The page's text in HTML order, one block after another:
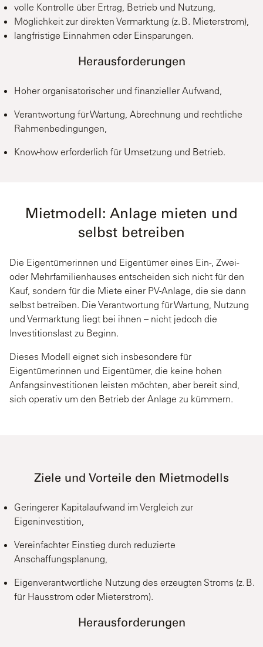
volle Kontrolle über Ertrag, Betrieb und Nutzung,
Möglichkeit zur direkten Vermarktung (z. B. Mieterstrom),
langfristige Einnahmen oder Einsparungen.
Herausforderungen
Hoher organisatorischer und finanzieller Aufwand,
Verantwortung für Wartung, Abrechnung und rechtliche
Rahmenbedingungen,
Know-how erforderlich für Umsetzung und Betrieb.
Mietmodell: Anlage mieten und
selbst betreiben
Die Eigentümerinnen und Eigentümer eines Ein-, Zwei-
oder Mehrfamilienhauses entscheiden sich nicht für den
Kauf, sondern für die Miete einer PV-Anlage, die sie dann
selbst betreiben. Die Verantwortung für Wartung, Nutzung
und Vermarktung liegt bei ihnen – nicht jedoch die
Investitionslast zu Beginn.
Dieses Modell eignet sich insbesondere für
Eigentümerinnen und Eigentümer, die keine hohen
Anfangsinvestitionen leisten möchten, aber bereit sind,
sich operativ um den Betrieb der Anlage zu kümmern.
Ziele und Vorteile den Mietmodells
Geringerer Kapitalaufwand im Vergleich zur
Eigeninvestition,
Vereinfachter Einstieg durch reduzierte
Anschaffungsplanung,
Eigenverantwortliche Nutzung des erzeugten Stroms (z. B.
für Hausstrom oder Mieterstrom).
Herausforderungen